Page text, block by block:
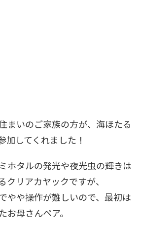
まいのご家族の方が、海ほたる
加してくれました！
ホタルの発光や夜光虫の輝きは
クリアカヤックですが、
やや操作が難しいので、最初は
お母さんペア。